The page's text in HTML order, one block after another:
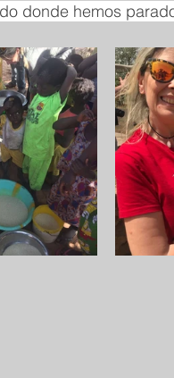
donde hemos